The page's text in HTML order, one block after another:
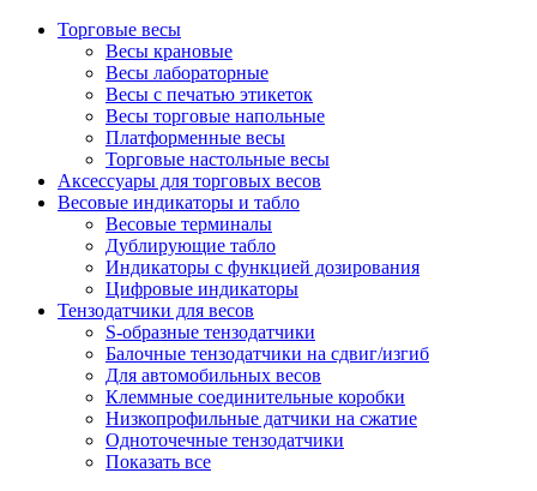
Торговые весы
Весы крановые
Весы лабораторные
Весы с печатью этикеток
Весы торговые напольные
Платформенные весы
Торговые настольные весы
Аксессуары для торговых весов
Весовые индикаторы и табло
Весовые терминалы
Дублирующие табло
Индикаторы с функцией дозирования
Цифровые индикаторы
Тензодатчики для весов
S-образные тензодатчики
Балочные тензодатчики на сдвиг/изгиб
Для автомобильных весов
Клеммные соединительные коробки
Низкопрофильные датчики на сжатие
Одноточечные тензодатчики
Показать все